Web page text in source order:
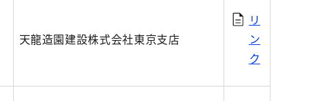
天龍造園建設株式会社東京支店
リ
ン
ク